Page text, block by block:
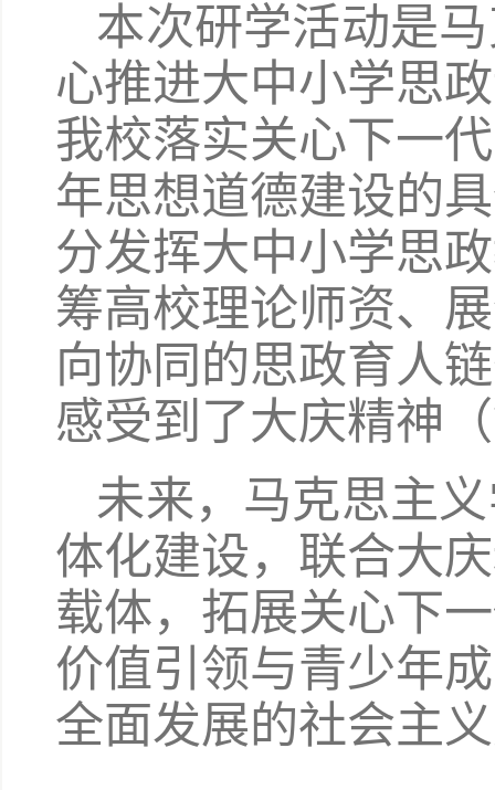
本次研学活动是
心推进大中小学思
我校落实关心下一
年思想道德建设的
分发挥大中小学思
筹高校理论师资、
向协同的思政育人
感受到了大庆精神
未来，马克思主
体化建设，联合大
载体，拓展关心下
价值引领与青少年
全面发展的社会主